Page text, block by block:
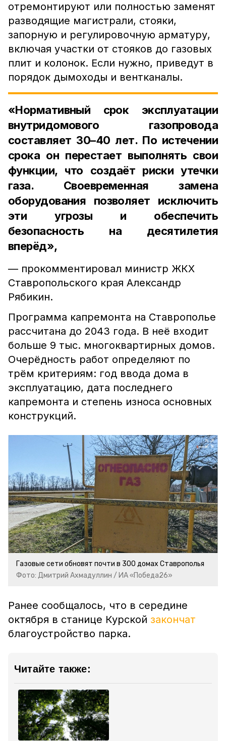
отремонтируют или полностью заменят
разводящие магистрали, стояки,
запорную и регулировочную арматуру,
включая участки от стояков до газовых
плит и колонок. Если нужно, приведут в
порядок дымоходы и вентканалы.
«Нормативный срок эксплуатации
внутридомового газопровода
составляет 30–40 лет. По истечении
срока он перестает выполнять свои
функции, что создаёт риски утечки
газа. Своевременная замена
оборудования позволяет исключить
эти угрозы и обеспечить
безопасность на десятилетия
вперёд»,
— прокомментировал министр ЖКХ
Ставропольского края Александр
Рябикин.
Программа капремонта на Ставрополье
рассчитана до 2043 года. В неё входит
больше 9 тыс. многоквартирных домов.
Очерёдность работ определяют по
трём критериям: год ввода дома в
эксплуатацию, дата последнего
капремонта и степень износа основных
конструкций.
Газовые сети обновят почти в 300 домах Ставрополья
Фото: Дмитрий Ахмадуллин / ИА «Победа26»
Ранее сообщалось, что в середине
октября в станице Курской закончат
благоустройство парка.
Читайте также: